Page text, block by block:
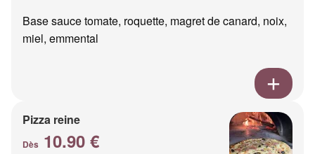
Base sauce tomate, roquette, magret de canard, noix,
miel, emmental
Pizza reine
Dès 10.90 €